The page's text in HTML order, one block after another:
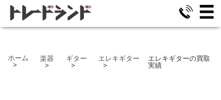
ホーム 楽器 ギター エレキギター
エレキギターの買取
実績